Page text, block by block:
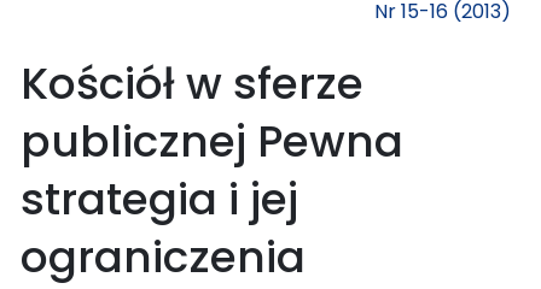
Nr 15-16 (2013)
Kościół w sferze
publicznej Pewna
strategia i jej
ograniczenia